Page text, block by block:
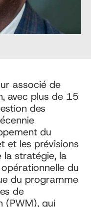
associé de
avec plus de 15
des
du
et les prévisions
la stratégie, la
du
du programme
de
(PWM), qui